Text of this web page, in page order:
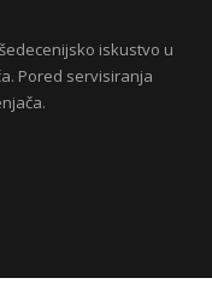
iskustvo u
Pored servisiranja